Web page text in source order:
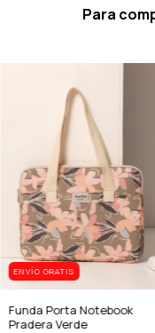
Para
ENVÍO GRATIS
Funda Porta Notebook
Pradera Verde